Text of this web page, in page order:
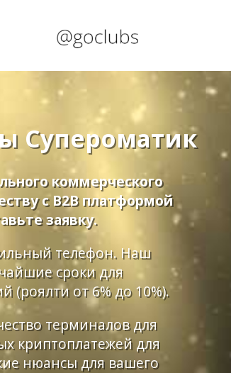
Супероматик
коммерческого
с B2B платформой
заявку.
телефон. Наш
сроки для
(роялти от 6% до 10%).
терминалов для
криптоплатежей для
нюансы для вашего